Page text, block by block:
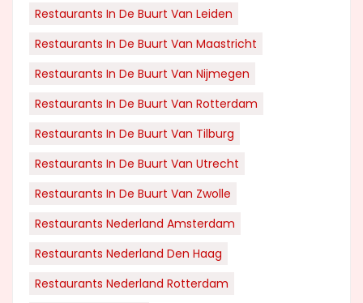
Restaurants In De Buurt Van Leiden
Restaurants In De Buurt Van Maastricht
Restaurants In De Buurt Van Nijmegen
Restaurants In De Buurt Van Rotterdam
Restaurants In De Buurt Van Tilburg
Restaurants In De Buurt Van Utrecht
Restaurants In De Buurt Van Zwolle
Restaurants Nederland Amsterdam
Restaurants Nederland Den Haag
Restaurants Nederland Rotterdam